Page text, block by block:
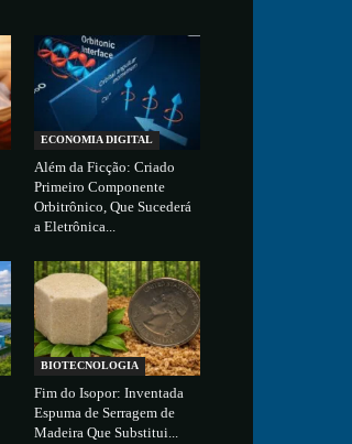
ECONOMIA DIGITAL
Além da Ficção: Criado
Primeiro Componente
Orbitrônico, Que Sucederá
a Eletrônica...
BIOTECNOLOGIA
Fim do Isopor: Inventada
Espuma de Serragem de
Madeira Que Substitui...